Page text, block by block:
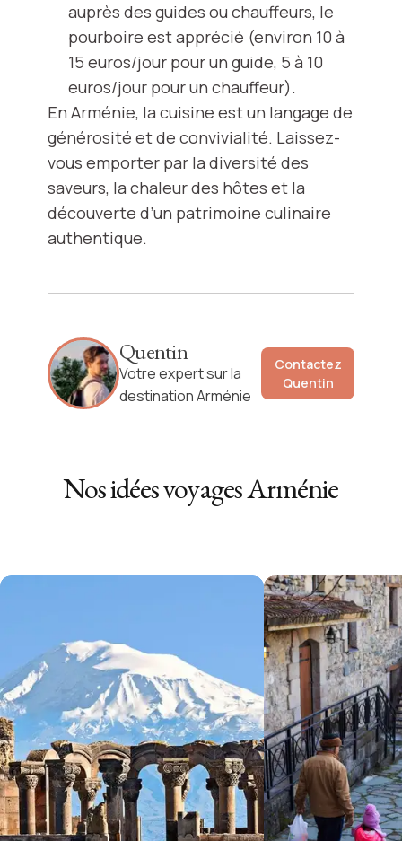
auprès des guides ou chauffeurs, le
pourboire est apprécié (environ 10 à
15 euros/jour pour un guide, 5 à 10
euros/jour pour un chauffeur).
En Arménie, la cuisine est un langage de
générosité et de convivialité. Laissez-
vous emporter par la diversité des
saveurs, la chaleur des hôtes et la
découverte d’un patrimoine culinaire
authentique.
Quentin
Votre expert sur la
destination Arménie
Contactez
Quentin
Nos idées voyagesArménie